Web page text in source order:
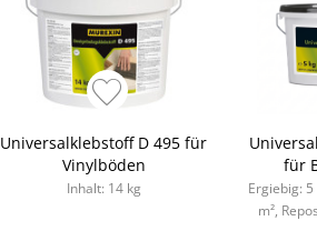
Universalklebstoff D 495 für
Vinylböden
Inhalt: 14 kg
für
Ergiebig:
m²,